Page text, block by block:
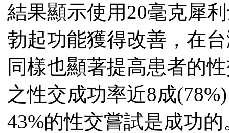
結果顯示使用20毫克犀
勃起功能獲得改善，在
同樣也顯著提高患者的
之性交成功率近8成
43%的性交嘗試是成功